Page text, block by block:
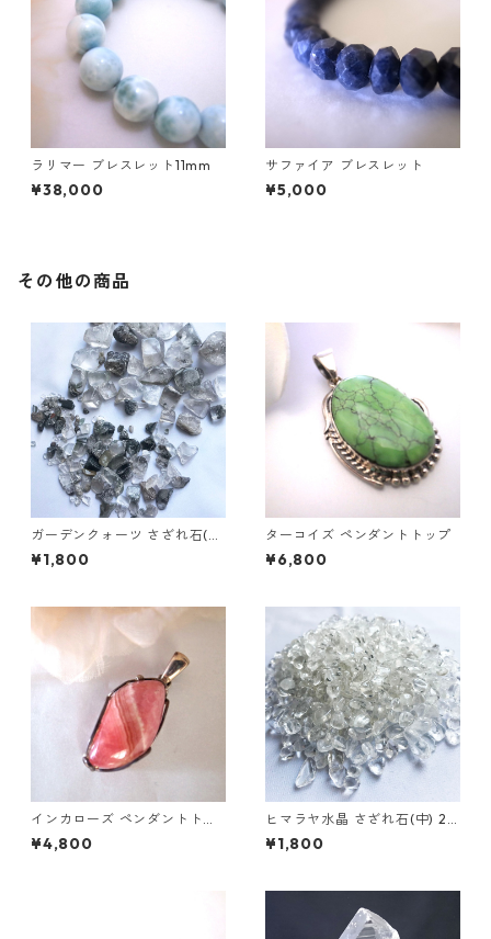
ラリマー ブレスレット11mm
¥38,000
サファイア ブレスレット
¥5,000
その他の商品
ガーデンクォーツ さざれ石(大
粒)500g
¥1,800
ターコイズ ペンダントトップ
¥6,800
インカローズ ペンダントトッ
プ
¥4,800
ヒマラヤ水晶 さざれ石(中) 25
0ｇ
¥1,800